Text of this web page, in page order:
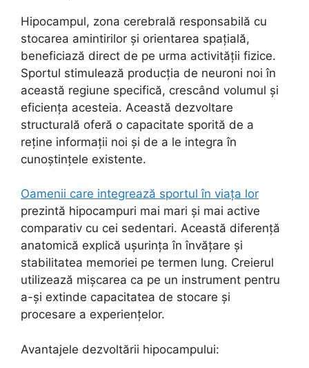
Hipocampul, zona cerebrală responsabilă cu
stocarea amintirilor și orientarea spațială,
beneficiază direct de pe urma activității fizice.
Sportul stimulează producția de neuroni noi în
această regiune specifică, crescând volumul și
eficiența acesteia. Această dezvoltare
structurală oferă o capacitate sporită de a
reține informații noi și de a le integra în
cunoștințele existente.
Oamenii care integrează sportul în viața lor
prezintă hipocampuri mai mari și mai active
comparativ cu cei sedentari. Această diferență
anatomică explică ușurința în învățare și
stabilitatea memoriei pe termen lung. Creierul
utilizează mișcarea ca pe un instrument pentru
a-și extinde capacitatea de stocare și
procesare a experiențelor.
Avantajele dezvoltării hipocampului: